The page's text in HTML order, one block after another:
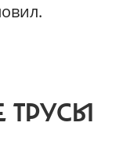
ТРУСЫ